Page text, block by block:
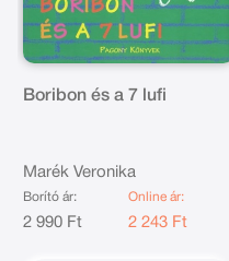
Boribon és a 7 lufi
Marék Veronika
Borító ár:
2 990 Ft
Online ár:
2 243 Ft